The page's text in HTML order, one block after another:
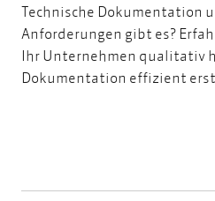
Technische Dokumentation
Anforderungen gibt es?
Ihr Unternehmen qualitativ
Dokumentation effizient